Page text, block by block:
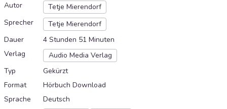
Autor
Tetje Mierendorf
Sprecher
Tetje Mierendorf
Dauer
4 Stunden 51 Minuten
Verlag
Audio Media Verlag
Typ
Gekürzt
Format
Hörbuch Download
Sprache
Deutsch